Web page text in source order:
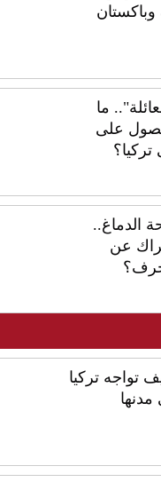
وباكستان
ما
على
الدماغ..
عن
تواجه تركيا